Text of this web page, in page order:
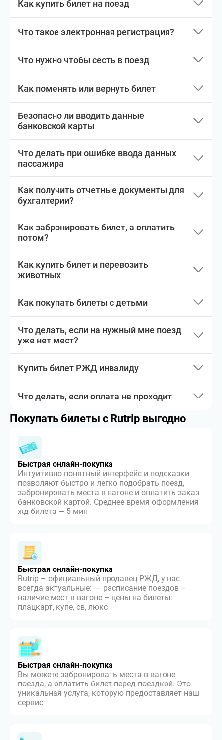
Как купить билет на поезд
Что такое электронная регистрация?
Что нужно чтобы сесть в поезд
Как поменять или вернуть билет
Безопасно ли вводить данные
банковской карты
Что делать при ошибке ввода данных
пассажира
Как получить отчетные документы для
бухгалтерии?
Как забронировать билет, а оплатить
потом?
Как купить билет и перевозить
животных
Как покупать билеты с детьми
Что делать, если на нужный мне поезд
уже нет мест?
Купить билет РЖД инвалиду
Что делать, если оплата не проходит
Покупать билеты с Rutrip выгодно
Быстрая онлайн-покупка
Интуитивно понятный интерфейс и подсказки
позволяют быстро и легко подобрать поезд,
забронировать места в вагоне и оплатить заказ
банковской картой. Среднее время оформления
жд билета — 5 мин
Быстрая онлайн-покупка
Rutrip – официальный продавец РЖД, у нас
всегда актуальные: – расписание поездов –
наличие мест в вагоне – цены на билеты:
плацкарт, купе, св, люкс
Быстрая онлайн-покупка
Вы можете забронировать места в вагоне
поезда, а оплатить билет перед поездкой. Это
уникальная услуга, которую предоставляет наш
сервис